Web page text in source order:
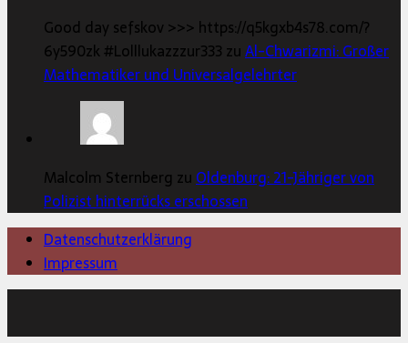
Good day sefskov >>> https://q5kgxb4s78.com/?
6y590zk #Lolllukazzzur333 zuAl-Chwarizmi: Großer
Mathematiker und Universalgelehrter
Malcolm Sternberg zu Oldenburg: 21-Jähriger von
Polizist hinterrücks erschossen
Datenschutzerklärung
Impressum